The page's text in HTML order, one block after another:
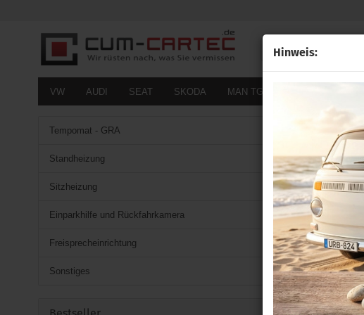
Hinweis:
Alle
VW AUDI SEAT SKODA MAN TGE
A6
Tempomat - GRA
Standheizung
Sitzheizung
Einparkhilfe und Rückfahrkamera
Freisprecheinrichtung
Sonstiges